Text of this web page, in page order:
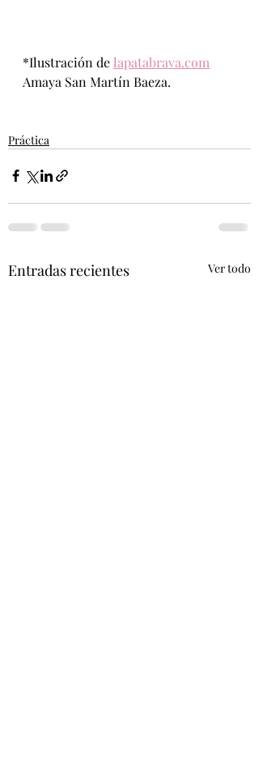
*Ilustración de lapatabrava.com
Amaya San Martín Baeza.
Práctica
Entradas recientes Ver todo